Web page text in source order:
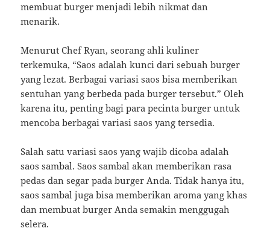
membuat burger menjadi lebih nikmat dan
menarik.
Menurut Chef Ryan, seorang ahli kuliner
terkemuka, “Saos adalah kunci dari sebuah burger
yang lezat. Berbagai variasi saos bisa memberikan
sentuhan yang berbeda pada burger tersebut.” Oleh
karena itu, penting bagi para pecinta burger untuk
mencoba berbagai variasi saos yang tersedia.
Salah satu variasi saos yang wajib dicoba adalah
saos sambal. Saos sambal akan memberikan rasa
pedas dan segar pada burger Anda. Tidak hanya itu,
saos sambal juga bisa memberikan aroma yang khas
dan membuat burger Anda semakin menggugah
selera.